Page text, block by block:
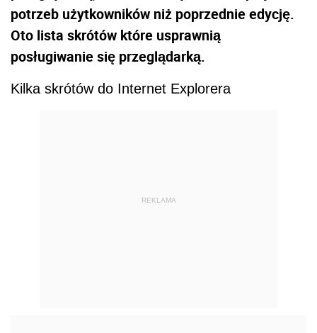
potrzeb użytkowników niż poprzednie edycję.
Oto lista skrótów które usprawnią
posługiwanie się przeglądarką.
Kilka skrótów do Internet Explorera
REKLAMA